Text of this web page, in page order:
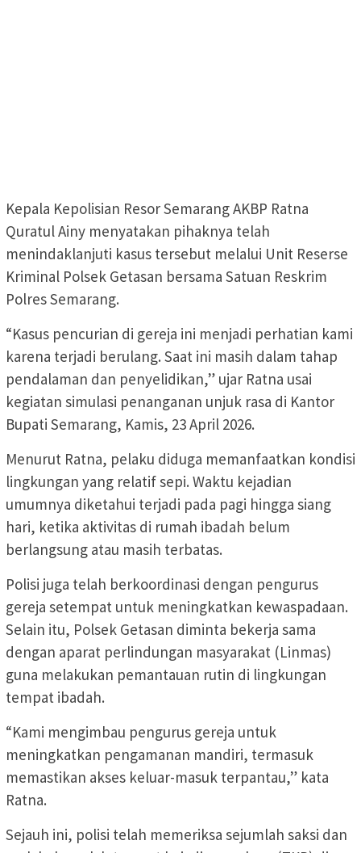
Kepala Kepolisian Resor Semarang AKBP Ratna
Quratul Ainy menyatakan pihaknya telah
menindaklanjuti kasus tersebut melalui Unit Reserse
Kriminal Polsek Getasan bersama Satuan Reskrim
Polres Semarang.
“Kasus pencurian di gereja ini menjadi perhatian kami
karena terjadi berulang. Saat ini masih dalam tahap
pendalaman dan penyelidikan,” ujar Ratna usai
kegiatan simulasi penanganan unjuk rasa di Kantor
Bupati Semarang, Kamis, 23 April 2026.
Menurut Ratna, pelaku diduga memanfaatkan kondisi
lingkungan yang relatif sepi. Waktu kejadian
umumnya diketahui terjadi pada pagi hingga siang
hari, ketika aktivitas di rumah ibadah belum
berlangsung atau masih terbatas.
Polisi juga telah berkoordinasi dengan pengurus
gereja setempat untuk meningkatkan kewaspadaan.
Selain itu, Polsek Getasan diminta bekerja sama
dengan aparat perlindungan masyarakat (Linmas)
guna melakukan pemantauan rutin di lingkungan
tempat ibadah.
“Kami mengimbau pengurus gereja untuk
meningkatkan pengamanan mandiri, termasuk
memastikan akses keluar-masuk terpantau,” kata
Ratna.
Sejauh ini, polisi telah memeriksa sejumlah saksi dan